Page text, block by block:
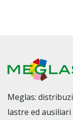
Meglas:
lastre ed